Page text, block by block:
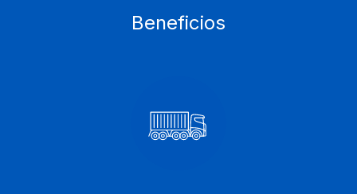
Beneficios